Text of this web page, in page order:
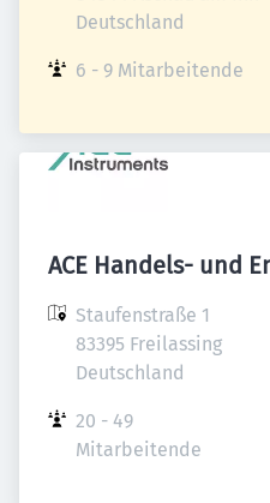
Deutschland
6 - 9 Mitarbeitende
ACE Handels- und
Staufenstraße 1
83395 Freilassing
Deutschland
20 - 49
Mitarbeitende